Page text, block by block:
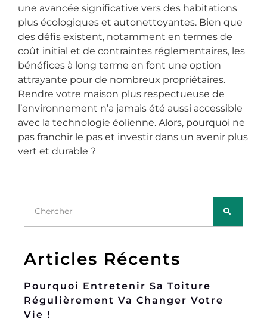
Articles Récents
Pourquoi Entretenir Sa Toiture
Régulièrement Va Changer Votre
Vie !
une avancée significative vers des habitations
plus écologiques et autonettoyantes. Bien que
des défis existent, notamment en termes de
coût initial et de contraintes réglementaires, les
bénéfices à long terme en font une option
attrayante pour de nombreux propriétaires.
Rendre votre maison plus respectueuse de
l’environnement n’a jamais été aussi accessible
avec la technologie éolienne. Alors, pourquoi ne
pas franchir le pas et investir dans un avenir plus
vert et durable ?